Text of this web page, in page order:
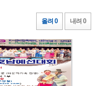
올려 0 내려 0